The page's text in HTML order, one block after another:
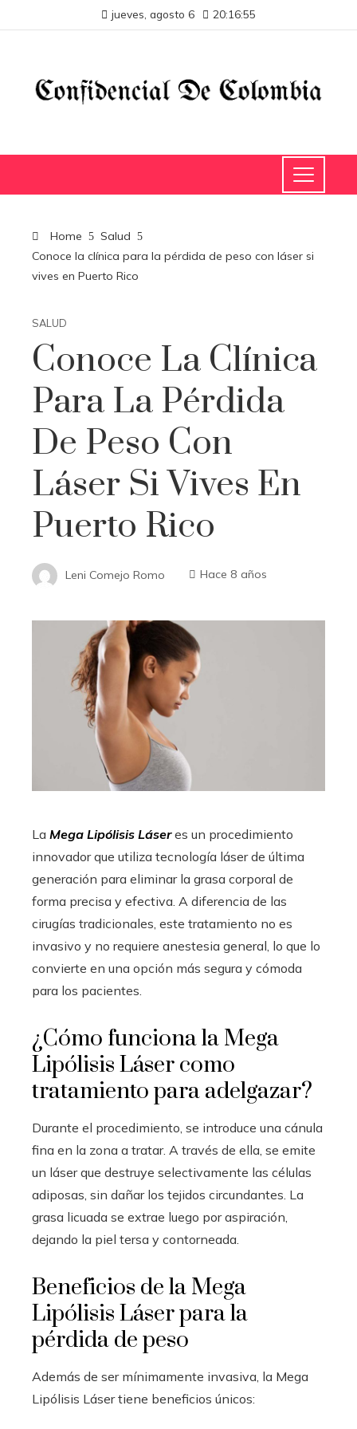
jueves, agosto 6 20:16:56
Home
Salud
Conoce la clínica para la pérdida de peso con láser si
vives en Puerto Rico
SALUD
Conoce La Clínica
Para La Pérdida
De Peso Con
Láser Si Vives En
Puerto Rico
Leni Comejo Romo Hace 8 años
La Mega Lipólisis Láseres un procedimiento
innovador que utiliza tecnología láser de última
generación para eliminar la grasa corporal de
forma precisa y efectiva. A diferencia de las
cirugías tradicionales, este tratamiento no es
invasivo y no requiere anestesia general, lo que lo
convierte en una opción más segura y cómoda
para los pacientes.
¿Cómo funciona la Mega
Lipólisis Láser como
tratamiento para adelgazar?
Durante el procedimiento, se introduce una cánula
fina en la zona a tratar. A través de ella, se emite
un láser que destruye selectivamente las células
adiposas, sin dañar los tejidos circundantes. La
grasa licuada se extrae luego por aspiración,
dejando la piel tersa y contorneada.
Beneficios de la Mega
Lipólisis Láser para la
pérdida de peso
Además de ser mínimamente invasiva, la Mega
Lipólisis Láser tiene beneficios únicos: